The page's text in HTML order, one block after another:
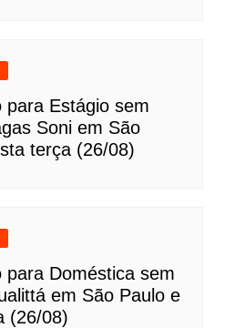
para Estágio sem
Soni em São
terça (26/08)
para Doméstica sem
em São Paulo e
(26/08)